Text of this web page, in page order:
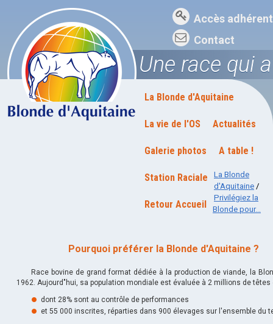
Une race qui
Accès adhérent
Contact
La Blonde d'Aquitaine
La vie de l'OS Actualités
Galerie photos A table !
Station Raciale
Retour Accueil
La Blonde
d'Aquitaine /
Privilégiez la
Blonde pour...
Pourquoi préférer la Blonde d'Aquitaine ?
Race bovine de grand format dédiée à la production de viande, la
1962. Aujourd"hui, sa population mondiale est évaluée à 2 millions de têtes
dont 28% sont au contrôle de performances
et 55 000 inscrites, réparties dans 900 élevages sur l'ensemble du